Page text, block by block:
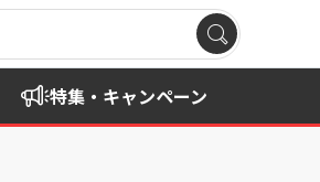
特集・キャンペーン